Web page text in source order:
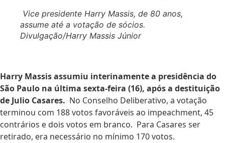
Vice presidente Harry Massis, de 80 anos,
assume até a votação de sócios.
Divulgação/Harry Massis Júnior
Harry Massis assumiu interinamente a presidência do
São Paulo na última sexta-feira (16), após a destituição
de Julio Casares. No Conselho Deliberativo, a votação
terminou com 188 votos favoráveis ao impeachment, 45
contrários e dois votos em branco. Para Casares ser
retirado, era necessário no mínimo 170 votos.